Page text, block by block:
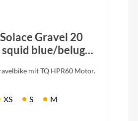
Gravel 20
blue/beluga
mit TQ HPR60 Motor.
XS S M